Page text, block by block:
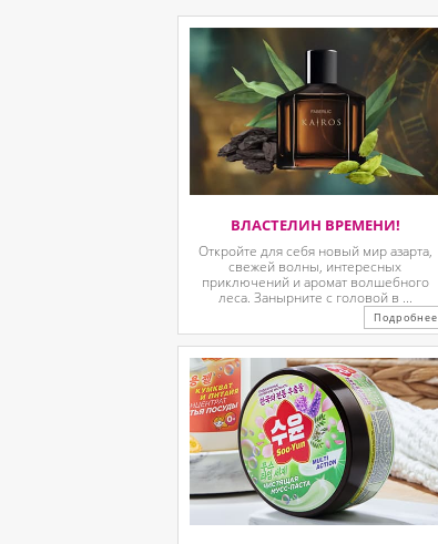
ВЛАСТЕЛИН ВРЕМЕНИ!
Откройте для себя новый мир азарта,
свежей волны, интересных
приключений и аромат волшебного
леса. Занырните с головой в ...
Подробнее